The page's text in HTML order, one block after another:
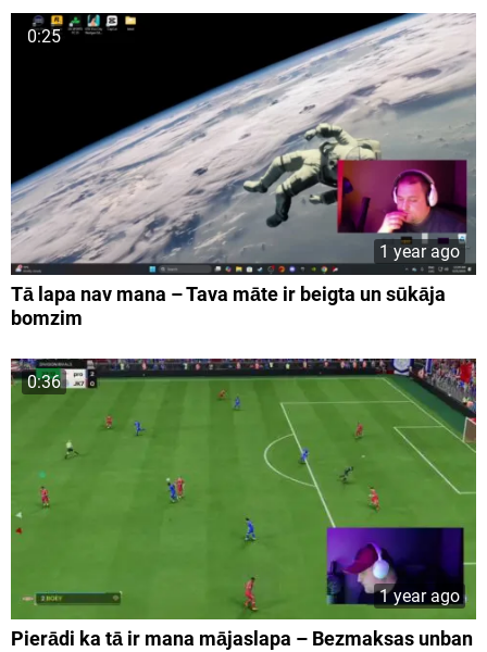
0:25
1 year ago
Tā lapa nav mana – Tava māte ir beigta un sūkāja
bomzim
0:36
1 year ago
Pierādi ka tā ir mana mājaslapa – Bezmaksas unban